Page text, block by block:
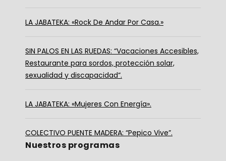
LA JABATEKA: «Rock De Andar Por Casa.»
SIN PALOS EN LAS RUEDAS: “Vacaciones Accesibles,
Restaurante para sordos, protección solar,
sexualidad y discapacidad”.
LA JABATEKA: «Mujeres Con Energía».
COLECTIVO PUENTE MADERA: “Pepico Vive”.
Nuestros programas